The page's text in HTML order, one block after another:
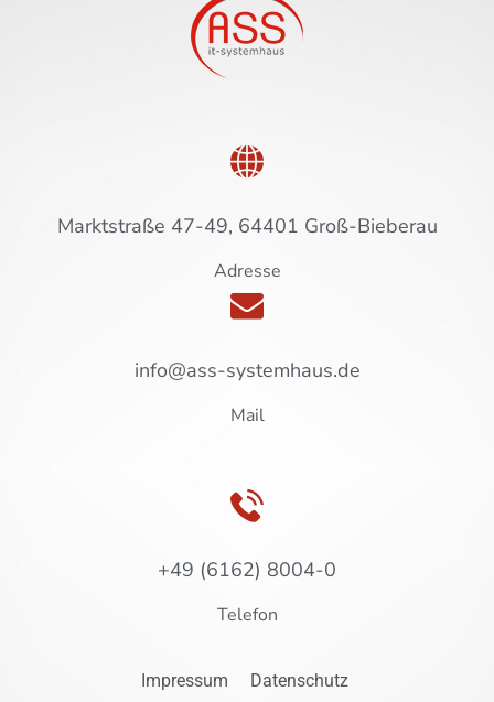
Marktstraße 47-49, 64401 Groß-Bieberau
Adresse
info@ass-systemhaus.de
Mail
+49 (6162) 8004-0
Telefon
Impressum Datenschutz